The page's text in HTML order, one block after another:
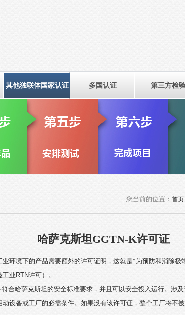
其他独联体国家认证 多国认证 第三方检
您当前的位置： 首页
哈萨克斯坦GGTN-K许可证
环境下的产品需要额外的许可证明，这就是“为预防和消除
工业 RTN许可）。
合哈萨克斯坦的安全标准要求，并且可以安全投入运行。涉
设备或工厂的必需条件。如果没有该许可证，整个工厂将不被